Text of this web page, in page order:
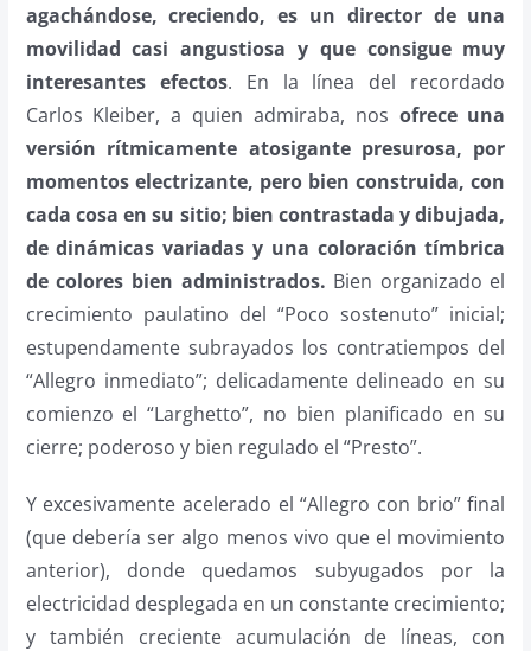
agachándose, creciendo, es un director de una
movilidad casi angustiosa y que consigue muy
interesantes efectos. En la línea del recordado
Carlos Kleiber, a quien admiraba, nos ofrece una
versión rítmicamente atosigante presurosa, por
momentos electrizante, pero bien construida, con
cada cosa en su sitio; bien contrastada y dibujada,
de dinámicas variadas y una coloración tímbrica
de colores bien administrados. Bien organizado el
crecimiento paulatino del “Poco sostenuto” inicial;
estupendamente subrayados los contratiempos del
“Allegro inmediato”; delicadamente delineado en su
comienzo el “Larghetto”, no bien planificado en su
cierre; poderoso y bien regulado el “Presto”.
Y excesivamente acelerado el “Allegro con brio” final
(que debería ser algo menos vivo que el movimiento
anterior), donde quedamos subyugados por la
electricidad desplegada en un constante crecimiento;
y también creciente acumulación de líneas, con